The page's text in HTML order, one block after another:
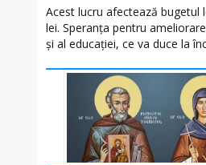
Acest lucru afectează
lei. Speranţa pentru
şi al educaţiei, ce va duce la